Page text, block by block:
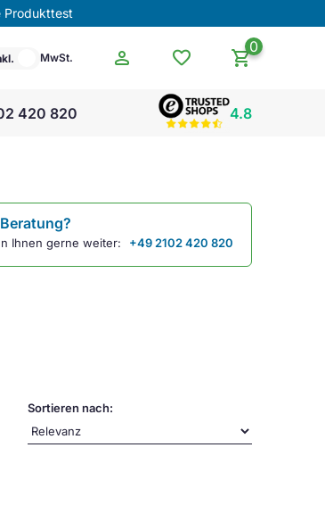
Produkttest
MwSt. person favorite 0
shopping_cart
420 820 4.8
Ihnen gerne weiter: +49 2102 420 820
Sortieren nach: